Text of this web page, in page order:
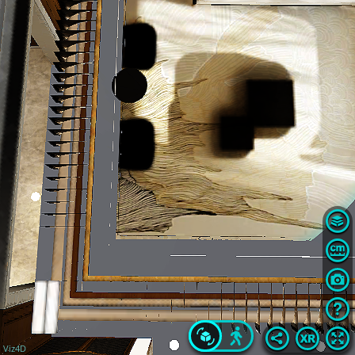
Viz4D